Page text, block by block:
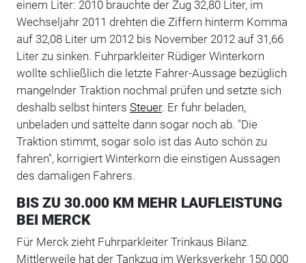
einem Liter: 2010 brauchte der Zug 32,80 Liter, im
Wechseljahr 2011 drehten die Ziffern hinterm Komma
auf 32,08 Liter um 2012 bis November 2012 auf 31,66
Liter zu sinken. Fuhrparkleiter Rüdiger Winterkorn
wollte schließlich die letzte Fahrer-Aussage bezüglich
mangelnder Traktion nochmal prüfen und setzte sich
deshalb selbst hinters Steuer. Er fuhr beladen,
unbeladen und sattelte dann sogar noch ab. "Die
Traktion stimmt, sogar solo ist das Auto schön zu
fahren", korrigiert Winterkorn die einstigen Aussagen
des damaligen Fahrers.
BIS ZU 30.000 KM MEHR LAUFLEISTUNG
BEI MERCK
Für Merck zieht Fuhrparkleiter Trinkaus Bilanz.
Mittlerweile hat der Tankzug im Werksverkehr 150.000